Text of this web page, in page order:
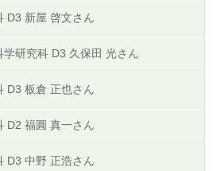
D3 新屋 啓文さん
研究科 D3 久保田 光さん
D3 板倉 正也さん
D2 福圓 真一さん
D3 中野 正浩さん